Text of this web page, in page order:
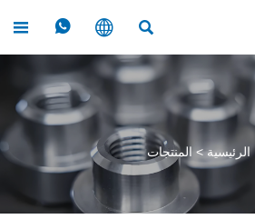




الرئيسية>المنتجات